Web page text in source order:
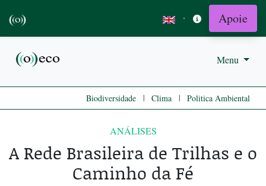
· Apoie
Menu
Biodiversidade | Clima | Politica Ambiental
ANÁLISES
A Rede Brasileira de Trilhas e o
Caminho da Fé